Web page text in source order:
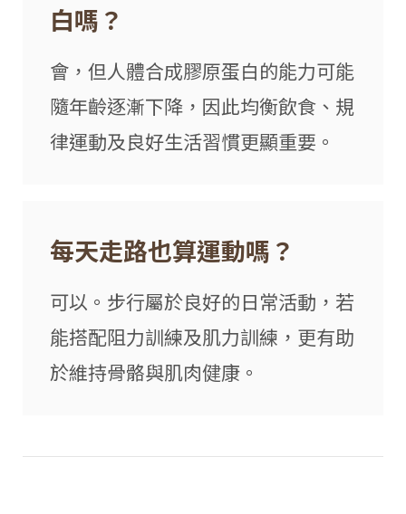
白嗎？
會，但人體合成膠原蛋白的能力可能
隨年齡逐漸下降，因此均衡飲食、規
律運動及良好生活習慣更顯重要。
每天走路也算運動嗎？
可以。步行屬於良好的日常活動，若
能搭配阻力訓練及肌力訓練，更有助
於維持骨骼與肌肉健康。